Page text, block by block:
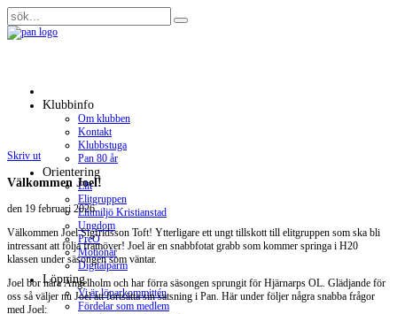
Klubbinfo
Om klubben
Kontakt
Klubbstuga
Pan 80 år
Orientering
Elit
Elitgruppen
Elitmiljö Kristianstad
Ungdom
PreO
Motionär
Digitalpärm
Löpning
Vi är löparkommittén
Fördelar som medlem
Skriv ut
Välkommen Joel!
den 19 februari 2026.
Välkommen Joel Sigfridsson Toft! Ytterligare ett ungt tillskott till elitgruppen som ska bli
intressant att följa framöver! Joel är en snabbfotat grabb som kommer springa i H20
klassen under säsongen som väntar.
Joel bor nära Ängelholm och har förra säsongen sprungit för Hjärnarps OL. Glädjande för
oss så väljer nu Joel att fortsätta sin satsning i Pan. Här under följer några snabba frågor
med Joel: